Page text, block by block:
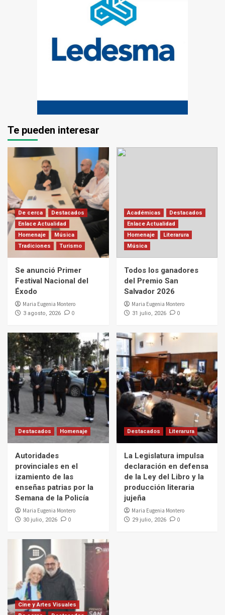
Te pueden interesar
De cerca
Destacados
Enlace Actualidad
Homenaje
Música
Tradiciones
Turismo
Se anunció Primer
Festival Nacional del
Éxodo
Maria Eugenia Montero
3 agosto, 2026 0
Académicas
Destacados
Enlace Actualidad
Homenaje
Literarura
Música
Todos los ganadores
del Premio San
Salvador 2026
Maria Eugenia Montero
31 julio, 2026 0
Destacados Homenaje
Autoridades
provinciales en el
izamiento de las
enseñas patrias por la
Semana de la Policía
Maria Eugenia Montero
30 julio, 2026 0
Destacados Literarura
La Legislatura impulsa
declaración en defensa
de la Ley del Libro y la
producción literaria
jujeña
Maria Eugenia Montero
29 julio, 2026 0
Cine y Artes Visuales